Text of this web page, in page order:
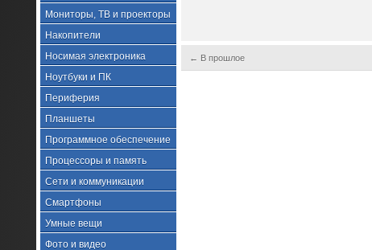
Мониторы, ТВ и проекторы
Накопители
Носимая электроника
Ноутбуки и ПК
Периферия
Планшеты
Программное обеспечение
Процессоры и память
Сети и коммуникации
Смартфоны
Умные вещи
Фото и видео
← В прошлое